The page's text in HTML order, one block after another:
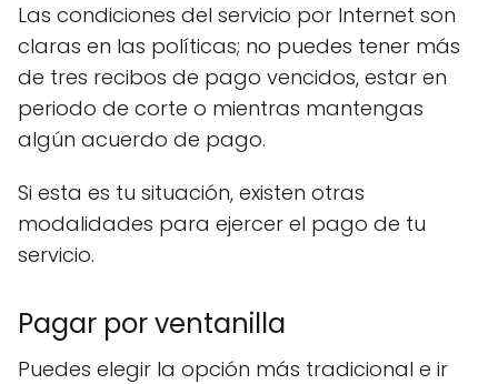
Las condiciones del servicio por Internet son
claras en las políticas; no puedes tener más
de tres recibos de pago vencidos, estar en
periodo de corte o mientras mantengas
algún acuerdo de pago.
Si esta es tu situación, existen otras
modalidades para ejercer el pago de tu
servicio.
Pagar por ventanilla
Puedes elegir la opción más tradicional e ir